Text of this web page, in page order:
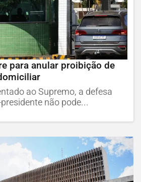
para anular proibição de
ao Supremo, a defesa
não pode...